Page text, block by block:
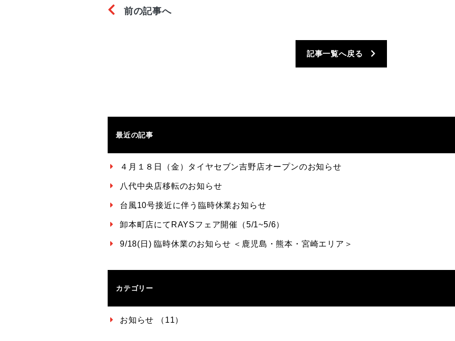
前の記事へ
記事一覧へ戻る
最近の記事
４月１８日（金）タイヤセブン吉野店オープンのお知らせ
八代中央店移転のお知らせ
台風10号接近に伴う臨時休業お知らせ
卸本町店にてRAYSフェア開催（5/1~5/6）
9/18(日) 臨時休業のお知らせ ＜鹿児島・熊本・宮崎エリア＞
カテゴリー
お知らせ （11）